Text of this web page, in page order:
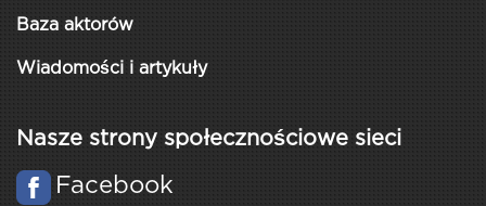
Baza aktorów
Wiadomości i artykuły
Nasze strony społecznościowe sieci
Facebook